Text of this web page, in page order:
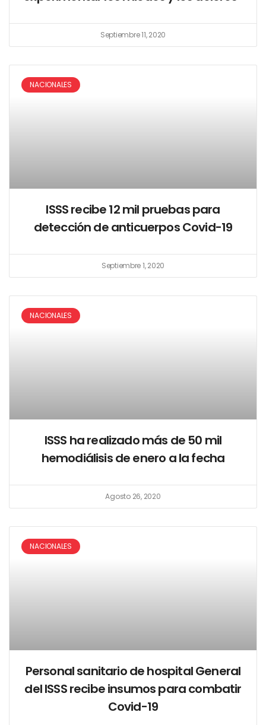
Septiembre 11, 2020
NACIONALES
ISSS recibe 12 mil pruebas para
detección de anticuerpos Covid-19
Septiembre 1, 2020
NACIONALES
ISSS ha realizado más de 50 mil
hemodiálisis de enero a la fecha
Agosto 26, 2020
NACIONALES
Personal sanitario de hospital General
del ISSS recibe insumos para combatir
Covid-19